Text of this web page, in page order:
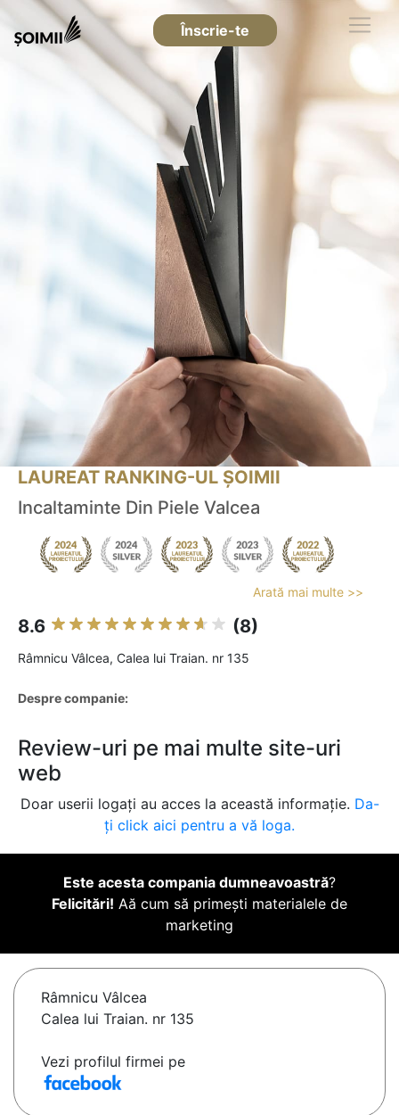
Înscrie-te
LAUREAT RANKING-UL ȘOIMII
Incaltaminte Din Piele Valcea
Arată mai multe >>
8.6 (8)
Râmnicu Vâlcea, Calea lui Traian. nr 135
Despre companie:
Review-uri pe mai multe site-uri
web
Doar userii logați au acces la această informație. Da-
ți click aici pentru a vă loga.
Este acesta compania dumneavoastră?
Felicitări! Aă cum să primești materialele de
marketing
Râmnicu Vâlcea
Calea lui Traian. nr 135
Vezi profilul firmei pe